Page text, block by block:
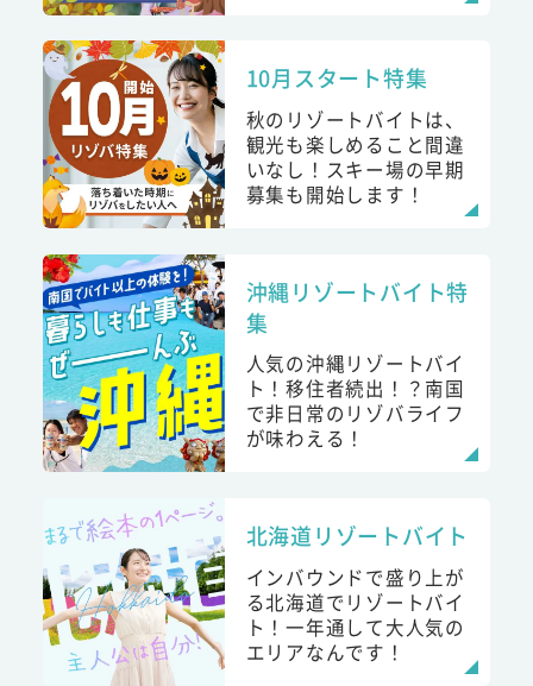
10月スタート特集
秋のリゾートバイトは、
観光も楽しめること間違
いなし！スキー場の早期
募集も開始します！
沖縄リゾートバイト特
集
人気の沖縄リゾートバイ
ト！移住者続出！？南国
で非日常のリゾバライフ
が味わえる！
北海道リゾートバイト
インバウンドで盛り上が
る北海道でリゾートバイ
ト！一年通して大人気の
エリアなんです！